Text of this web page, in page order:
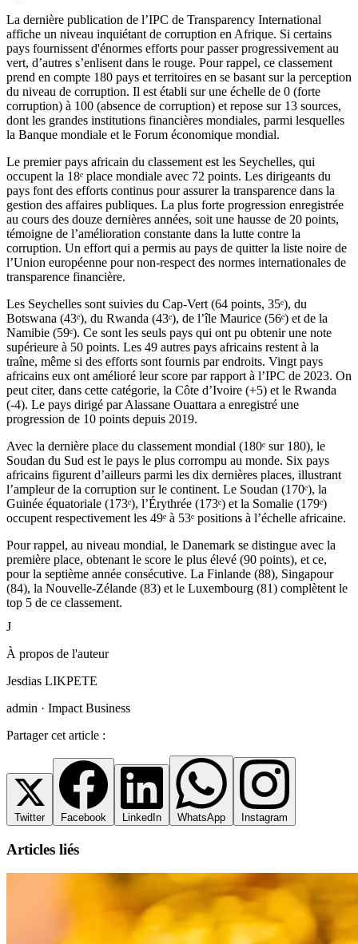
La dernière publication de l’IPC de Transparency International
affiche un niveau inquiétant de corruption en Afrique. Si certains
pays fournissent d'énormes efforts pour passer progressivement au
vert, d’autres s’enlisent dans le rouge. Pour rappel, ce classement
prend en compte 180 pays et territoires en se basant sur la perception
du niveau de corruption. Il est établi sur une échelle de 0 (forte
corruption) à 100 (absence de corruption) et repose sur 13 sources,
dont les grandes institutions financières mondiales, parmi lesquelles
la Banque mondiale et le Forum économique mondial.
Le premier pays africain du classement est les Seychelles, qui
occupent la 18ᵉ place mondiale avec 72 points. Les dirigeants du
pays font des efforts continus pour assurer la transparence dans la
gestion des affaires publiques. La plus forte progression enregistrée
au cours des douze dernières années, soit une hausse de 20 points,
témoigne de l’amélioration constante dans la lutte contre la
corruption. Un effort qui a permis au pays de quitter la liste noire de
l’Union européenne pour non-respect des normes internationales de
transparence financière.
Les Seychelles sont suivies du Cap-Vert (64 points, 35ᵉ), du
Botswana (43ᵉ), du Rwanda (43ᵉ), de l’île Maurice (56ᵉ) et de la
Namibie (59ᵉ). Ce sont les seuls pays qui ont pu obtenir une note
supérieure à 50 points. Les 49 autres pays africains restent à la
traîne, même si des efforts sont fournis par endroits. Vingt pays
africains eux ont amélioré leur score par rapport à l’IPC de 2023. On
peut citer, dans cette catégorie, la Côte d’Ivoire (+5) et le Rwanda
(-4). Le pays dirigé par Alassane Ouattara a enregistré une
progression de 10 points depuis 2019.
Avec la dernière place du classement mondial (180ᵉ sur 180), le
Soudan du Sud est le pays le plus corrompu au monde. Six pays
africains figurent d’ailleurs parmi les dix dernières places, illustrant
l’ampleur de la corruption sur le continent. Le Soudan (170ᵉ), la
Guinée équatoriale (173ᵉ), l’Érythrée (173ᵉ) et la Somalie (179ᵉ)
occupent respectivement les 49ᵉ à 53ᵉ positions à l’échelle africaine.
Pour rappel, au niveau mondial, le Danemark se distingue avec la
première place, obtenant le score le plus élevé (90 points), et ce,
pour la septième année consécutive. La Finlande (88), Singapour
(84), la Nouvelle-Zélande (83) et le Luxembourg (81) complètent le
top 5 de ce classement.
J
À propos de l'auteur
Jesdias LIKPETE
admin · Impact Business
Partager cet article :
Twitter Facebook LinkedIn WhatsApp Instagram
Articles liés